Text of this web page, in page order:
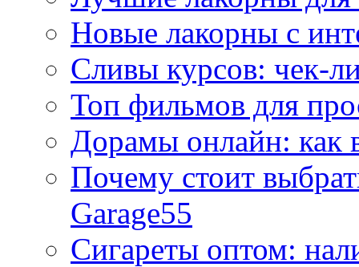
Новые лакорны с
Сливы курсов: чек-
Топ фильмов для
Дорамы онлайн: как
Почему стоит
Garage55
Сигареты оптом: